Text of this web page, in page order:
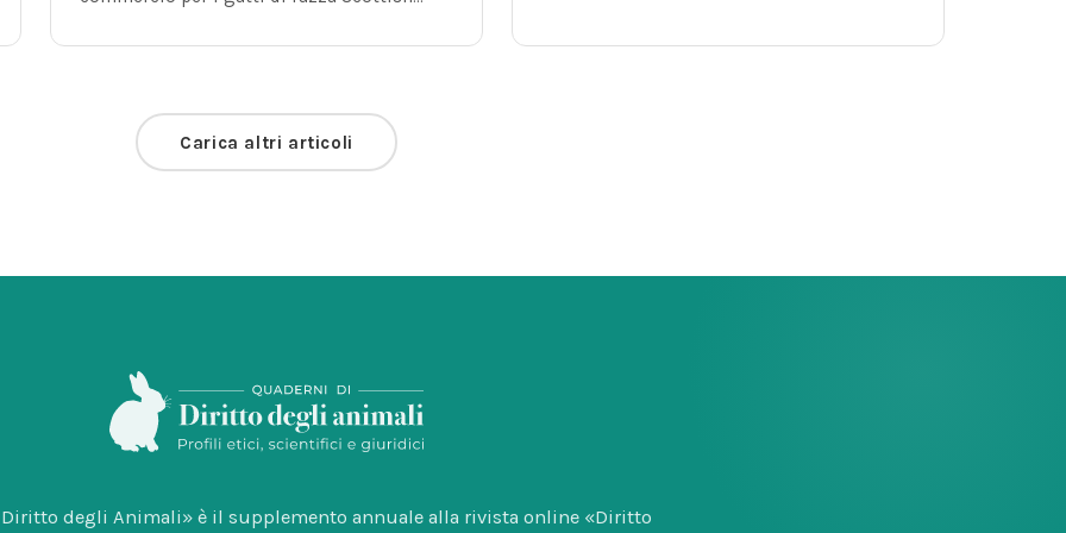
Carica altri articoli
degli Animali» è il supplemento annuale alla rivista online «Diritto